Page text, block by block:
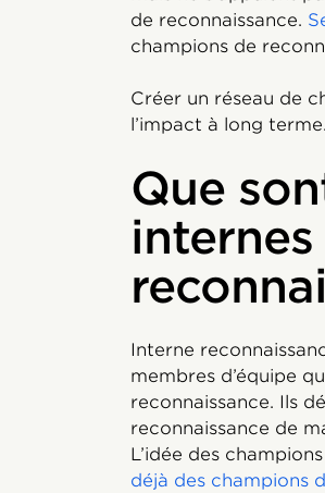
de reconnaissance.
champions de
Créer un réseau de
l’impact à long
Que
Interne
membres d’équipe
reconnaissance. Ils
reconnaissance de
L’idée des
déjà des champions